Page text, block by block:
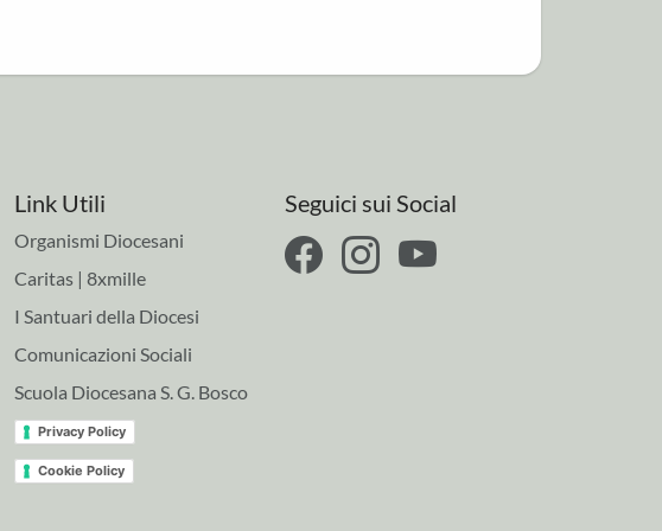
Link Utili
Organismi Diocesani
Caritas | 8xmille
I Santuari della Diocesi
Comunicazioni Sociali
Scuola Diocesana S. G. Bosco
Privacy Policy
Cookie Policy
Seguici sui Social